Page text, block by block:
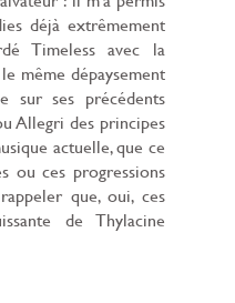
déjà extrêmement
Timeless avec la
même dépaysement
sur ses précédents
Allegri des principes
actuelle, que ce
ou ces progressions
que, oui, ces
de Thylacine